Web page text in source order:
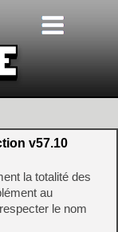
v57.10
la totalité des
au
le nom